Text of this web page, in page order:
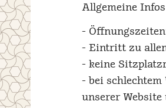
Allgemeine
-
- Eintritt zu
- keine
- bei
unserer Website